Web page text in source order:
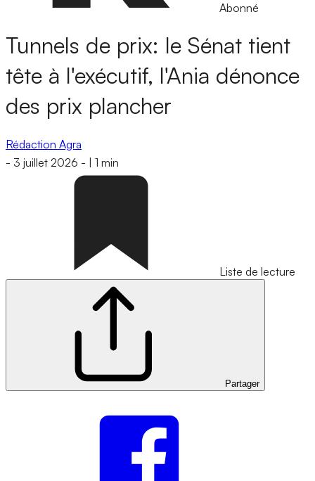
Abonné
Tunnels de prix: le Sénat tient
tête à l'exécutif, l'Ania dénonce
des prix plancher
Rédaction Agra
- 3 juillet 2026 - 1 min
Liste de lecture
Partager